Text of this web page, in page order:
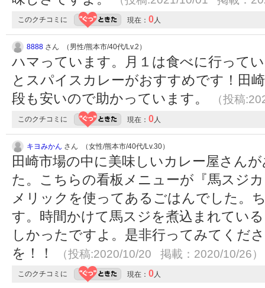
このクチコミに 現在： 0人
8888 さん （男性/熊本市/40代/Lv.2）
ハマっています。月１は食べに行って
とスパイスカレーがおすすめです！田
段も安いので助かっています。
（投稿
このクチコミに 現在： 0人
キヨみかん さん （女性/熊本市/40代/Lv.30）
田崎市場の中に美味しいカレー屋さん
た。こちらの看板メニューが『馬スジ
メリックを使ってあるごはんでした。
す。時間かけて馬スジを煮込まれてい
しかったですよ。是非行ってみてくだ
を！！
（投稿:2020/10/20 掲載：2020/10/26）
このクチコミに 現在： 0人